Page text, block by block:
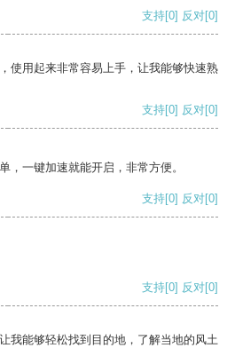
支持[0] 反对[0]
使用起来非常容易上手，让我能够快速熟
支持[0] 反对[0]
，一键加速就能开启，非常方便。
支持[0] 反对[0]
支持[0] 反对[0]
我能够轻松找到目的地，了解当地的风土